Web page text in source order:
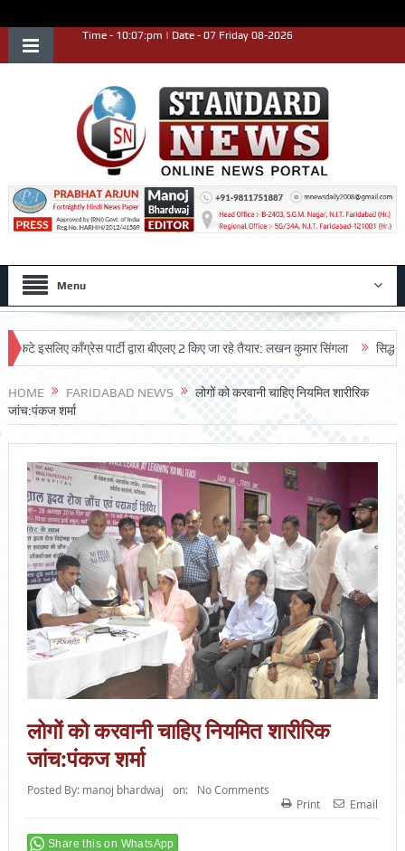
Time - 10:07:pm | Date - 07 Friday 08-2026
Menu
काँग्रेस पार्टी द्वारा बीएलए 2 किए जा रहे तैयार: लखन कुमार सिंगला सिद्धपीठ श्री
HOME FARIDABAD NEWS
लोगों को करवानी चाहिए नियमित शारीरिक
जांच:पंकज शर्मा
लोगों को करवानी चाहिए नियमित शारीरिक
जांच:पंकज शर्मा
Posted By: manoj bhardwaj on:
No Comments
Print
Email
Share this on WhatsApp